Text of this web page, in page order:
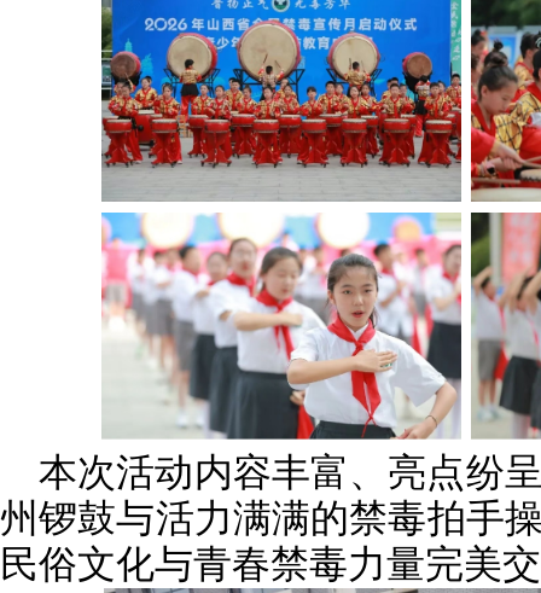
本次活动内容丰富、亮点纷
州锣鼓与活力满满的禁毒拍手
民俗文化与青春禁毒力量完美